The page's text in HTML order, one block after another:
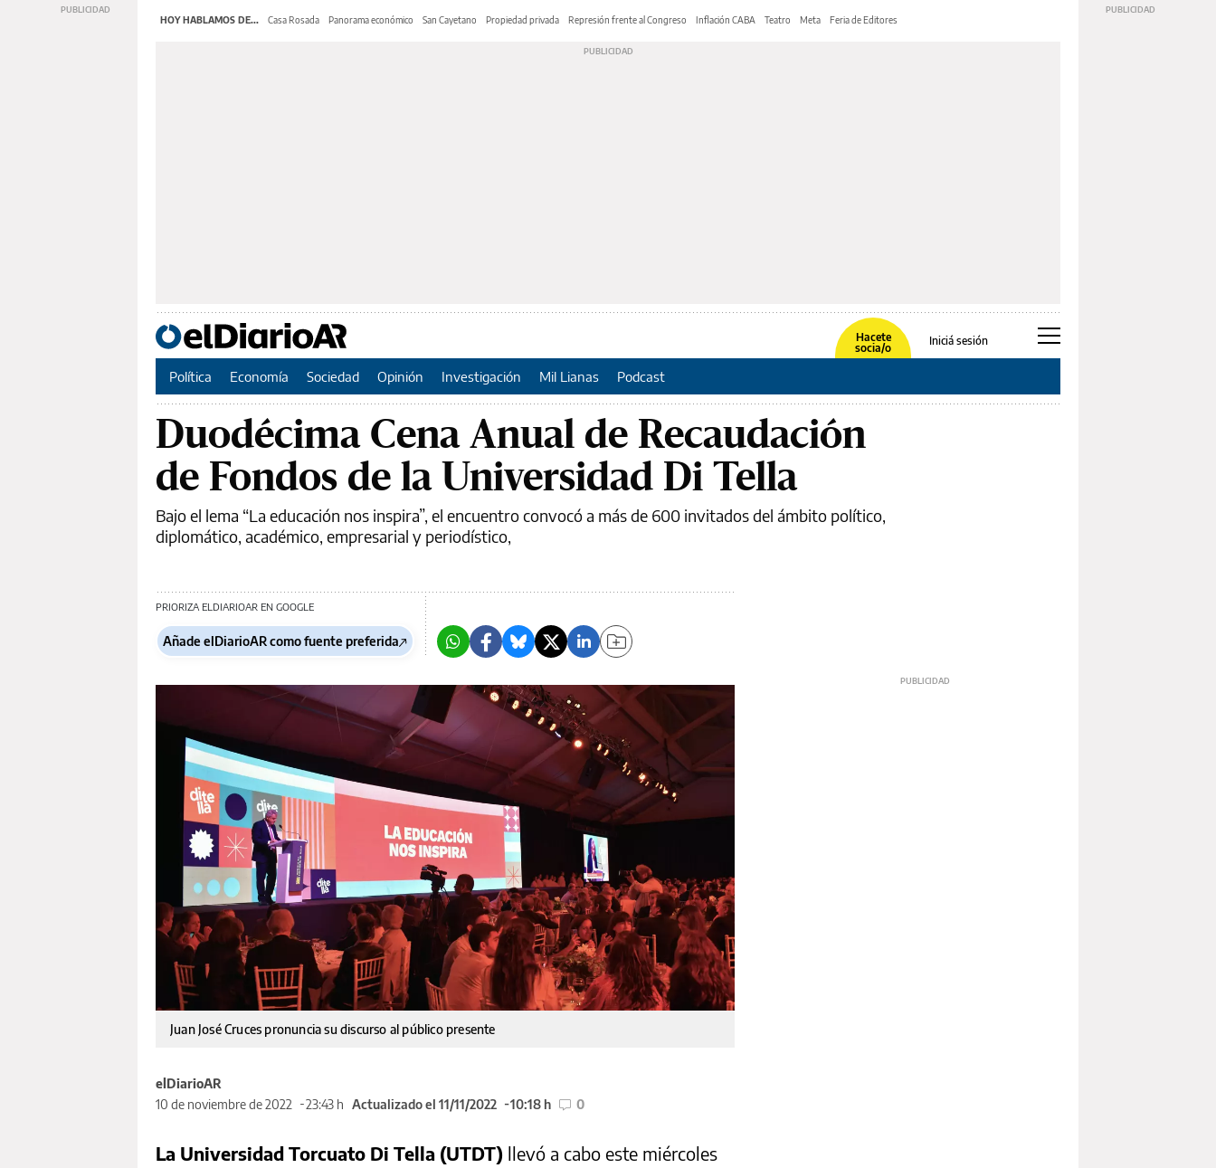
HOY HABLAMOS DE... Casa Rosada Panorama económico San Cayetano Propiedad privada Represión frente al Congreso Inflación CABA Teatro Meta Feria de Editores
Hacete
socia/o
Iniciá sesión
Política Economía Sociedad Opinión Investigación Mil Lianas Podcast
Duodécima Cena Anual de Recaudación
de Fondos de la Universidad Di Tella
Bajo el lema “La educación nos inspira”, el encuentro convocó a más de 600 invitados del ámbito político,
diplomático, académico, empresarial y periodístico,
PRIORIZA ELDIARIOAR EN GOOGLE
Añade elDiarioAR como fuente preferida
Juan José Cruces pronuncia su discurso al público presente
elDiarioAR
10 de noviembre de 2022
23:43 h Actualizado el 11/11/2022 10:18 h 0
La Universidad Torcuato Di Tella (UTDT) llevó a cabo este miércoles